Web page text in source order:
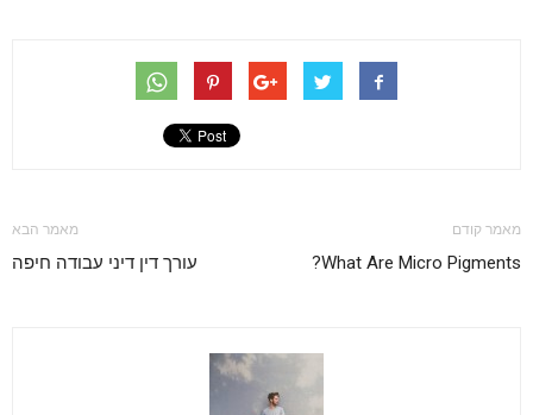
מאמר קודם
What Are Micro Pigments?
מאמר הבא
עורך דין דיני עבודה חיפה